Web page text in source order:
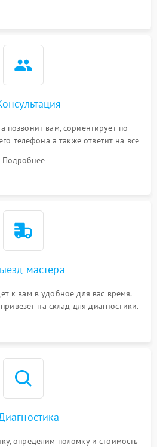
позвонит вам, сориентирует по
телефона а также ответит на все
Подробнее
мастера
к вам в удобное для вас время.
на склад для диагностики.
определим поломку и стоимость